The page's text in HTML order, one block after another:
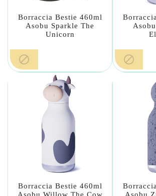
Borraccia Bestie 460ml
Asobu Sparkle The
Unicorn
 
Borraccia Bestie 460ml